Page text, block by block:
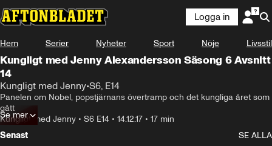
Logga in
Hem Serier Nyheter Sport Nöje Livsstil
Kungligt med Jenny Alexandersson Säsong 6 Avsnitt
14
Kungligt med Jenny•S6, E14
Panelen om Nobel, popstjärnans övertramp och det kungliga året som
gått
Kungligt med Jenny • S6 E14 • 14.12.17 • 17 min
Se mer
Senast
SE ALLA